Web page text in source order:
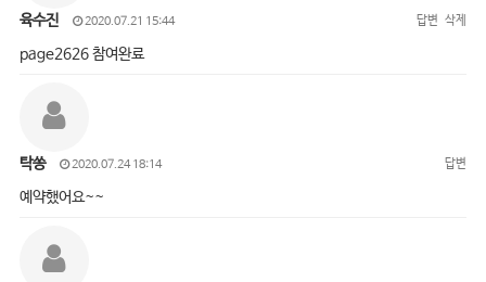
육수진 2020.07.21 15:44 답변 삭제
page2626 참여완료
탁쏭 2020.07.24 18:14 답변
예약했어요~~